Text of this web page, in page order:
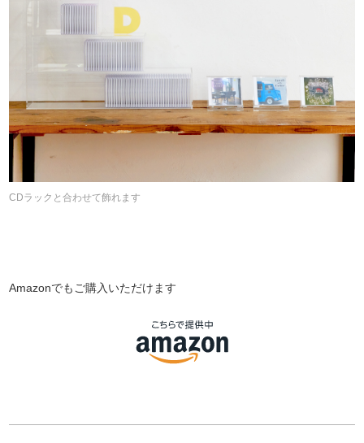
CDラックと合わせて飾れます
Amazonでもご購入いただけます